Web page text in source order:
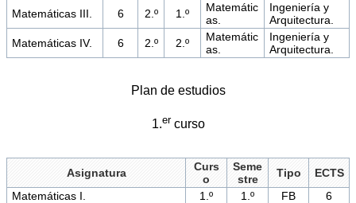
Matemáticas III.
6 2.º 1.º
Matemátic
as.
Ingeniería y
Arquitectura.
Matemáticas IV.
6 2.º 2.º
Matemátic
as.
Ingeniería y
Arquitectura.
Plan de estudios
1.er curso
Asignatura
Curs
o
Seme
stre
Tipo
ECTS
Matemáticas I.
1.º 1.º FB
6